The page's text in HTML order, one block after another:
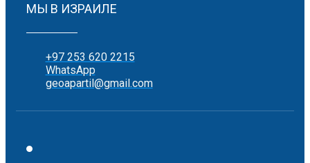
МЫ В ИЗРАИЛЕ
+97 253 620 2215
WhatsApp
geoapartil@gmail.com